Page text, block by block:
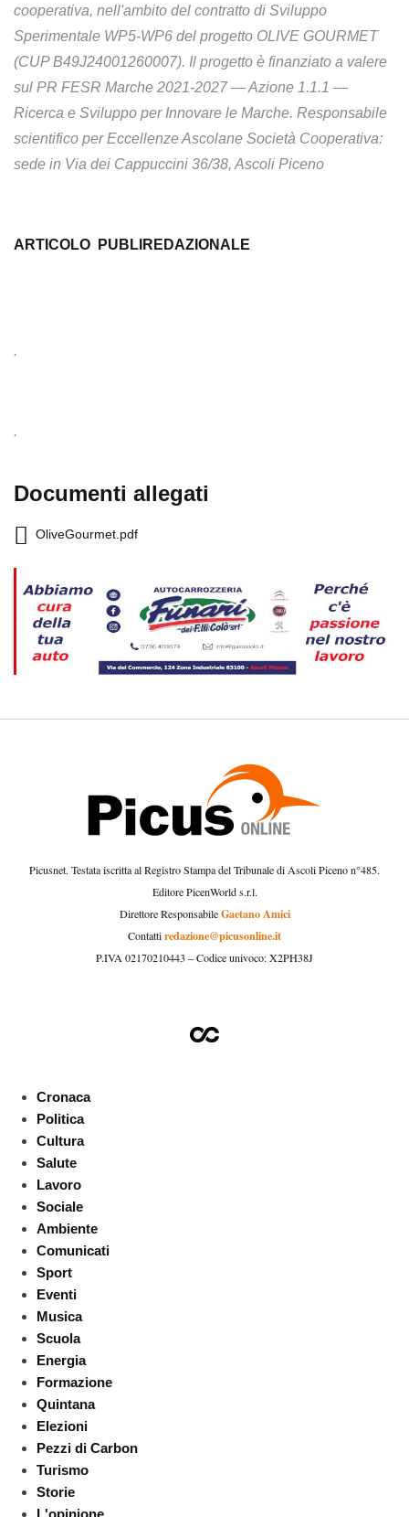
cooperativa, nell'ambito del contratto di Sviluppo
Sperimentale WP5-WP6 del progetto OLIVE GOURMET
(CUP B49J24001260007). Il progetto è finanziato a valere
sul PR FESR Marche 2021-2027 — Azione 1.1.1 —
Ricerca e Sviluppo per Innovare le Marche. Responsabile
scientifico per Eccellenze Ascolane Società Cooperativa:
sede in Via dei Cappuccini 36/38, Ascoli Piceno
ARTICOLO PUBLIREDAZIONALE
.
.
Documenti allegati
OliveGourmet.pdf
Picusnet. Testata iscritta al Registro Stampa del Tribunale di Ascoli Piceno n°485.
Editore PicenWorld s.r.l.
Direttore ResponsabileGaetano Amici
Contattiredazione@picusonline.it
P.IVA 02170210443 – Codice univoco: X2PH38J
Cronaca
Politica
Cultura
Salute
Lavoro
Sociale
Ambiente
Comunicati
Sport
Eventi
Musica
Scuola
Energia
Formazione
Quintana
Elezioni
Pezzi di Carbon
Turismo
Storie